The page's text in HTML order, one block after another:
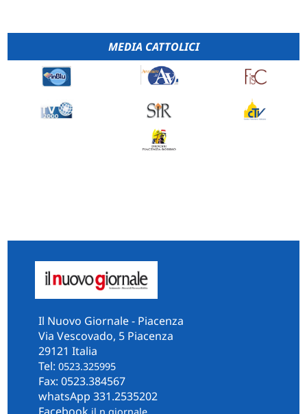
MEDIA CATTOLICI
Il Nuovo Giornale - Piacenza
Via Vescovado, 5 Piacenza
29121 Italia
Tel: 0523.325995
Fax: 0523.384567
whatsApp 331.2535202
Facebook il.n.giornale